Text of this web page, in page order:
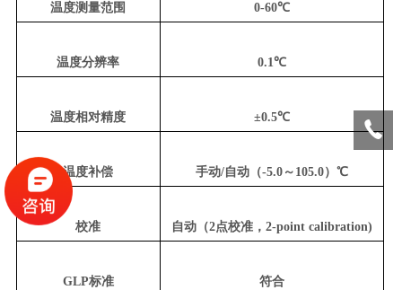
温度测量范围 0-60℃
温度分辨率 0.1℃
温度相对精度 ±0.5℃
温度补偿 手动/自动（-5.0～105.0）℃
校准 自动（2点校准，2-point calibration)
GLP标准 符合